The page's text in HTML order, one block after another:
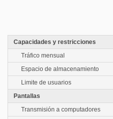
Capacidades y restricciones
Tráfico mensual
Espacio de almacenamiento
Limite de usuarios
Pantallas
Transmisión a computadores